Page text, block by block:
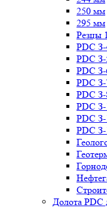
250 мм
295 мм
Резцы
PDC
PDC
PDC
PDC
PDC З-
PDC
PDC
PDC
Долота PDC